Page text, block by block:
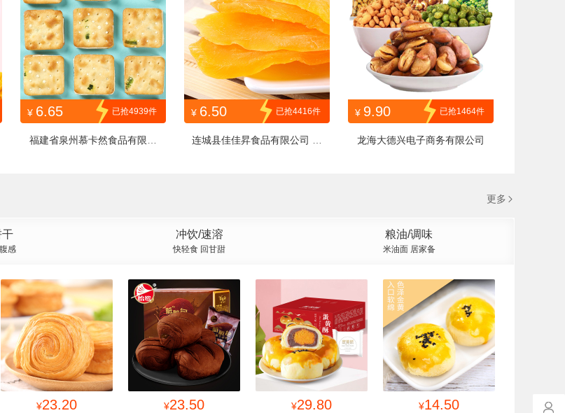
¥ 6.65 已抢4939件
福建省泉州慕卡然食品有限公
¥ 6.50 已抢4416件
连城县佳佳昇食品有限公司
¥ 9.90 已抢1464件
龙海大德兴电子商务有限公司
更多
干
感
冲饮/速溶
快轻食 回甘甜
粮油/调味
米油面 居家备
找同款 收藏
¥23.20 找同款 收藏
¥23.50 找同款 收藏
¥29.80 找同款 收藏
¥14.50